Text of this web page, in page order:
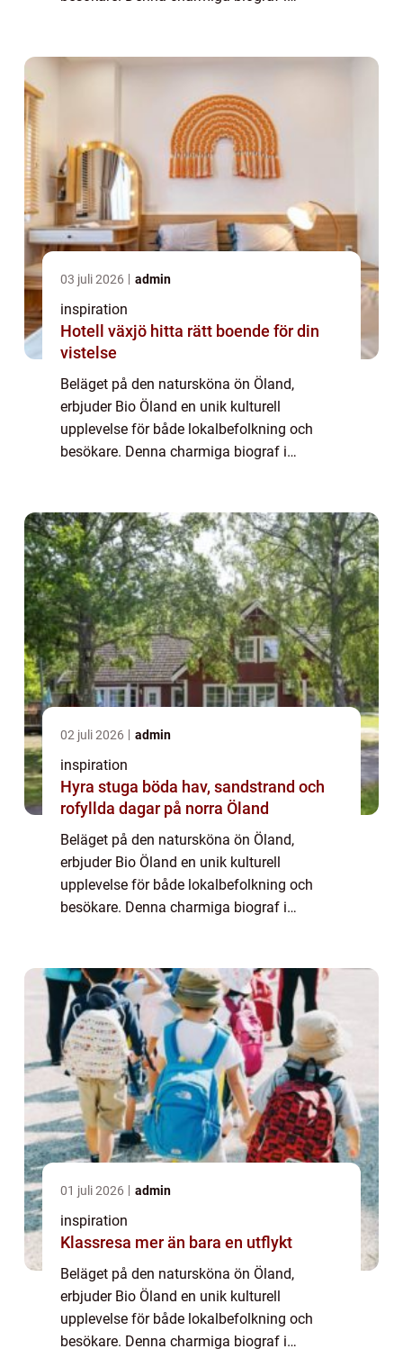
03 juli 2026 admin
inspiration
Hotell växjö hitta rätt boende för din
vistelse
Beläget på den natursköna ön Öland,
erbjuder Bio Öland en unik kulturell
upplevelse för både lokalbefolkning och
besökare. Denna charmiga biograf i
02 juli 2026 admin
inspiration
Hyra stuga böda hav, sandstrand och
rofyllda dagar på norra Öland
Beläget på den natursköna ön Öland,
erbjuder Bio Öland en unik kulturell
upplevelse för både lokalbefolkning och
besökare. Denna charmiga biograf i
01 juli 2026 admin
inspiration
Klassresa mer än bara en utflykt
Beläget på den natursköna ön Öland,
erbjuder Bio Öland en unik kulturell
upplevelse för både lokalbefolkning och
besökare. Denna charmiga biograf i